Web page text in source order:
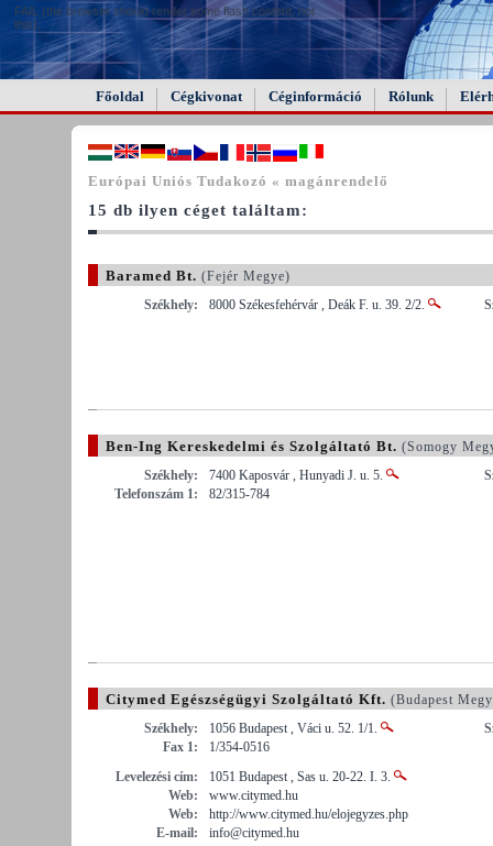
FAIL (the browser should render some flash content, not
this).
Főoldal Cégkivonat Céginformáció Rólunk
Európai Uniós Tudakozó « magánrendelő
15 db ilyen céget találtam:
Baramed Bt. (Fejér Megye)
Székhely:
8000 Székesfehérvár , Deák F. u. 39. 2/2.
Ben-Ing Kereskedelmi és Szolgáltató Bt. (Somogy
Székhely:
7400 Kaposvár , Hunyadi J. u. 5.
Telefonszám 1:
82/315-784
Citymed Egészségügyi Szolgáltató Kft. (Budapest
Székhely:
1056 Budapest , Váci u. 52. 1/1.
Fax 1:
1/354-0516
Levelezési cím:
1051 Budapest , Sas u. 20-22. I. 3.
Web:
www.citymed.hu
Web:
http://www.citymed.hu/elojegyzes.php
E-mail:
info@citymed.hu